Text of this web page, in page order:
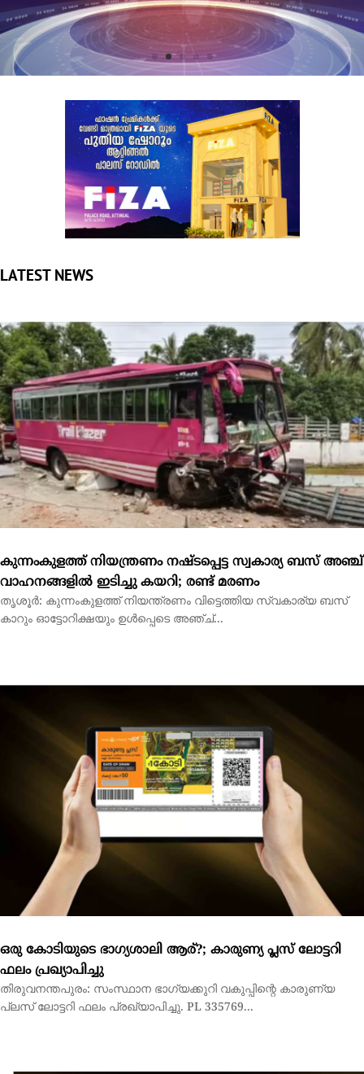
LATEST NEWS
കുന്നംകുളത്ത് നിയന്ത്രണം നഷ്ടപ്പെട്ട സ്വകാര്യ ബസ് അഞ്ച്
വാഹനങ്ങളിൽ ഇടിച്ചു കയറി; രണ്ട് മരണം
തൃശൂർ: കുന്നംകുളത്ത് നിയന്ത്രണം വിട്ടെത്തിയ സ്വകാര്യ ബസ്
കാറും ഓട്ടോറിക്ഷയും ഉൾപ്പെടെ അഞ്ച്...
ഒരു കോടിയുടെ ഭാഗ്യശാലി ആര്?; കാരുണ്യ പ്ലസ് ലോട്ടറി
ഫലം പ്രഖ്യാപിച്ചു
തിരുവനന്തപുരം: സംസ്ഥാന ഭാഗ്യക്കുറി വകുപ്പിന്റെ കാരുണ്യ
പ്ലസ് ലോട്ടറി ഫലം പ്രഖ്യാപിച്ചു. PL 335769...